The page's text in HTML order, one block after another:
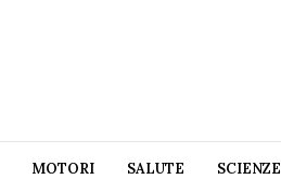
MOTORI SALUTE SCIENZE